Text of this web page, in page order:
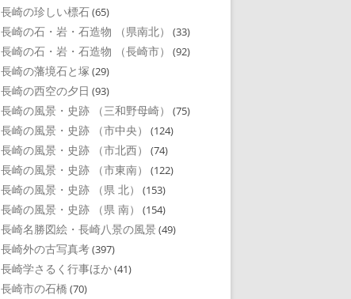
長崎の珍しい標石(65)
長崎の石・岩・石造物 （県南北） (33)
長崎の石・岩・石造物 （長崎市） (92)
長崎の藩境石と塚 (29)
長崎の西空の夕日 (93)
長崎の風景・史跡 （三和野母崎） (75)
長崎の風景・史跡 （市中央） (124)
長崎の風景・史跡 （市北西） (74)
長崎の風景・史跡 （市東南） (122)
長崎の風景・史跡 （県 北） (153)
長崎の風景・史跡 （県 南） (154)
長崎名勝図絵・長崎八景の風景 (49)
長崎外の古写真考(397)
長崎学さるく行事ほか(41)
長崎市の石橋 (70)